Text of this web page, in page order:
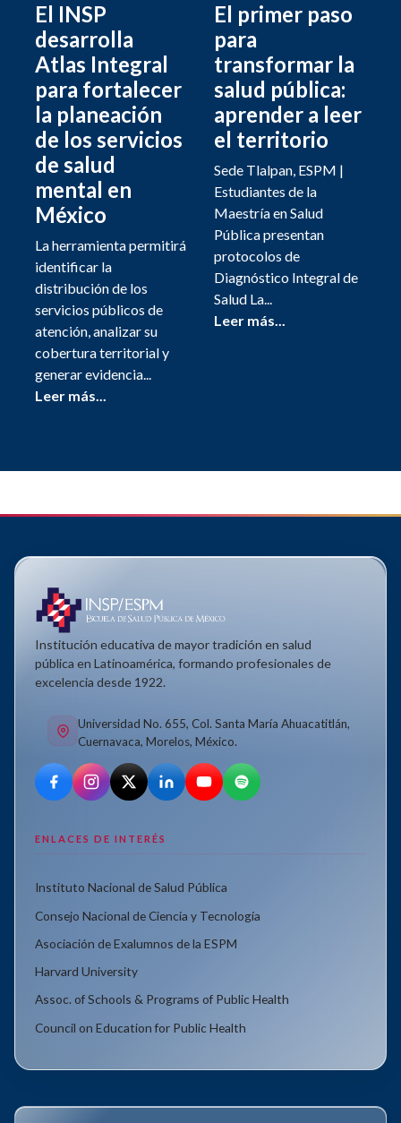
El INSP
desarrolla
Atlas Integral
para fortalecer
la planeación
de los servicios
de salud
mental en
México
La herramienta permitirá
identificar la
distribución de los
servicios públicos de
atención, analizar su
cobertura territorial y
generar evidencia...
Leer más...
El primer paso
para
transformar la
salud pública:
aprender a leer
el territorio
Sede Tlalpan, ESPM |
Estudiantes de la
Maestría en Salud
Pública presentan
protocolos de
Diagnóstico Integral de
Salud La...
Leer más...
Institución educativa de mayor tradición en salud
pública en Latinoamérica, formando profesionales de
excelencia desde 1922.
Universidad No. 655, Col. Santa María Ahuacatitlán,
Cuernavaca, Morelos, México.
ENLACES DE INTERÉS
Instituto Nacional de Salud Pública
Consejo Nacional de Ciencia y Tecnología
Asociación de Exalumnos de la ESPM
Harvard University
Assoc. of Schools & Programs of Public Health
Council on Education for Public Health